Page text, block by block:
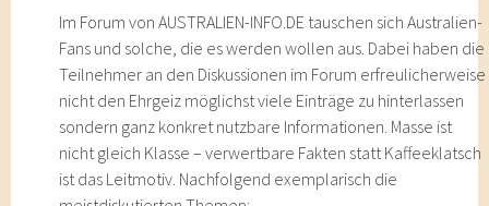
Im Forum von AUSTRALIEN-INFO.DE tauschen sich Australien-
Fans und solche, die es werden wollen aus. Dabei haben die
Teilnehmer an den Diskussionen im Forum erfreulicherweise
nicht den Ehrgeiz möglichst viele Einträge zu hinterlassen
sondern ganz konkret nutzbare Informationen. Masse ist
nicht gleich Klasse – verwertbare Fakten statt Kaffeeklatsch
ist das Leitmotiv. Nachfolgend exemplarisch die